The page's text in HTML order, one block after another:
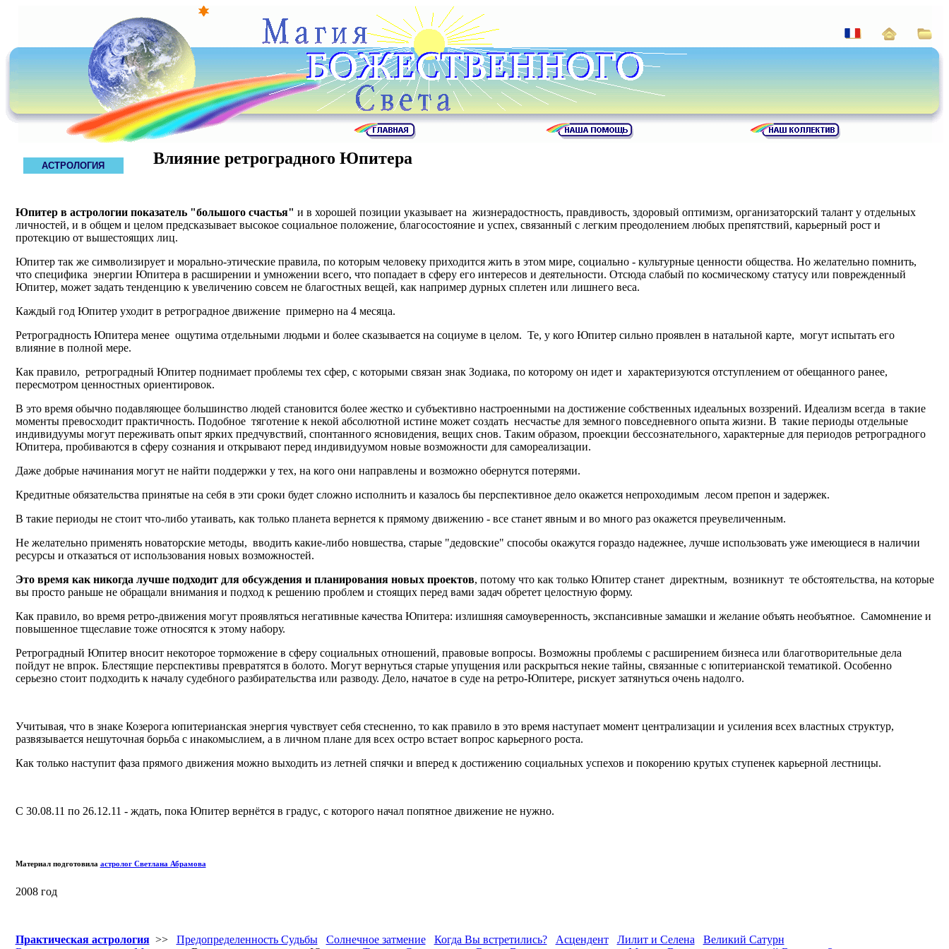
АСТРОЛОГИЯ Влияние ретроградного Юпитера
Юпитер в астрологии показатель "большого счастья" и в хорошей позиции указывает на жизнерадостность, правдивость, здоровый оптимизм, организаторский талант у отдельных
личностей, и в общем и целом предсказывает высокое социальное положение, благосостояние и успех, связанный с легким преодолением любых препятствий, карьерный рост и
протекцию от вышестоящих лиц.
Юпитер так же символизирует и морально-этические правила, по которым человеку приходится жить в этом мире, социально - культурные ценности общества. Но желательно помнить,
что специфика энергии Юпитера в расширении и умножении всего, что попадает в сферу его интересов и деятельности. Отсюда слабый по космическому статусу или поврежденный
Юпитер, может задать тенденцию к увеличению совсем не благостных вещей, как например дурных сплетен или лишнего веса.
Каждый год Юпитер уходит в ретроградное движение примерно на 4 месяца.
Ретроградность Юпитера менее ощутима отдельными людьми и более сказывается на социуме в целом. Те, у кого Юпитер сильно проявлен в натальной карте, могут испытать его
влияние в полной мере.
Как правило, ретроградный Юпитер поднимает проблемы тех сфер, с которыми связан знак Зодиака, по которому он идет и характеризуются отступлением от обещанного ранее,
пересмотром ценностных ориентировок.
В это время обычно подавляющее большинство людей становится более жестко и субъективно настроенными на достижение собственных идеальных воззрений. Идеализм всегда в такие
моменты превосходит практичность. Подобное тяготение к некой абсолютной истине может создать несчастье для земного повседневного опыта жизни. В такие периоды отдельные
индивидуумы могут переживать опыт ярких предчувствий, спонтанного ясновидения, вещих снов. Таким образом, проекции бессознательного, характерные для периодов ретроградного
Юпитера, пробиваются в сферу сознания и открывают перед индивидуумом новые возможности для самореализации.
Даже добрые начинания могут не найти поддержки у тех, на кого они направлены и возможно обернутся потерями.
Кредитные обязательства принятые на себя в эти сроки будет сложно исполнить и казалось бы перспективное дело окажется непроходимым лесом препон и задержек.
В такие периоды не стоит что-либо утаивать, как только планета вернется к прямому движению - все станет явным и во много раз окажется преувеличенным.
Не желательно применять новаторские методы, вводить какие-либо новшества, старые "дедовские" способы окажутся гораздо надежнее, лучше использовать уже имеющиеся в наличии
ресурсы и отказаться от использования новых возможностей.
Это время как никогда лучше подходит для обсуждения и планирования новых проектов, потому что как только Юпитер станет директным, возникнут те обстоятельства, на которые
вы просто раньше не обращали внимания и подход к решению проблем и стоящих перед вами задач обретет целостную форму.
Как правило, во время ретро-движения могут проявляться негативные качества Юпитера: излишняя самоуверенность, экспансивные замашки и желание объять необъятное. Самомнение и
повышенное тщеславие тоже относятся к этому набору.
Ретроградный Юпитер вносит некоторое торможение в сферу социальных отношений, правовые вопросы. Возможны проблемы с расширением бизнеса или благотворительные дела
пойдут не впрок. Блестящие перспективы превратятся в болото. Могут вернуться старые упущения или раскрыться некие тайны, связанные с юпитерианской тематикой. Особенно
серьезно стоит подходить к началу судебного разбирательства или разводу. Дело, начатое в суде на ретро-Юпитере, рискует затянуться очень надолго.
Учитывая, что в знаке Козерога юпитерианская энергия чувствует себя стесненно, то как правило в это время наступает момент централизации и усиления всех властных структур,
развязывается нешуточная борьба с инакомыслием, а в личном плане для всех остро встает вопрос карьерного роста.
Как только наступит фаза прямого движения можно выходить из летней спячки и вперед к достижению социальных успехов и покорению крутых ступенек карьерной лестницы.
С 30.08.11 по 26.12.11 - ждать, пока Юпитер вернётся в градус, с которого начал попятное движение не нужно.
Материал подготовила астролог Светлана Абрамова
2008 год
Практическая астрология>> Предопределенность Судьбы Солнечное затмение Когда Вы встретились? Асцендент Лилит и Селена
Великий Сатурн